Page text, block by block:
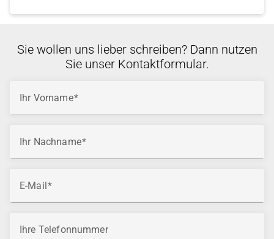
Sie wollen uns lieber schreiben? Dann nutzen
Sie unser Kontaktformular.
Ihr Vorname
Ihr Nachname
E-Mail
Ihre Telefonnummer